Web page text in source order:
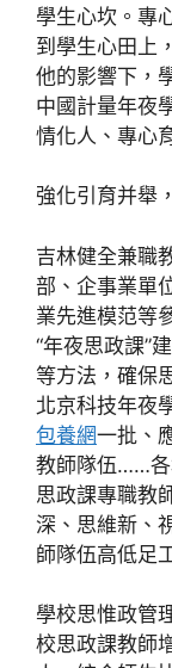
學生心坎。專
到學生心田上
他的影響下，
中國計量年夜
情化人、專心
強化引育并舉
吉林健全兼職
部、企事業單
業先進模范等
“年夜思政課”
等方法，確保
北京科技年夜
包養網一批、
教師隊伍……
思政課專職教
深、思維新、
師隊伍高低足
學校思惟政管
校思政課教師